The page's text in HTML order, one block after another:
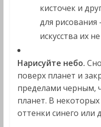
кисточек и
для рисования
искусства их
Нарисуйте небо.
поверх планет и
пределами черным,
планет. В
оттенки синего или